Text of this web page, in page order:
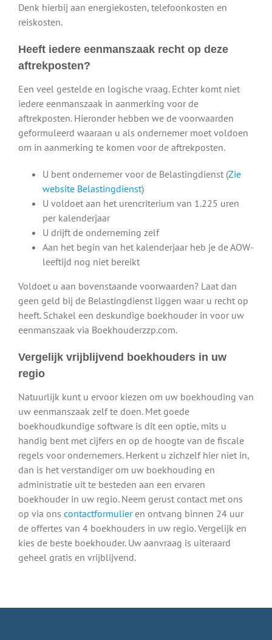
Denk hierbij aan energiekosten, telefoonkosten en
reiskosten.
Heeft iedere eenmanszaak recht op deze
aftrekposten?
Een veel gestelde en logische vraag. Echter komt niet
iedere eenmanszaak in aanmerking voor de
aftrekposten. Hieronder hebben we de voorwaarden
geformuleerd waaraan u als ondernemer moet voldoen
om in aanmerking te komen voor de aftrekposten.
U bent ondernemer voor de Belastingdienst (Zie
website Belastingdienst)
U voldoet aan het urencriterium van 1.225 uren
per kalenderjaar
U drijft de onderneming zelf
Aan het begin van het kalenderjaar heb je de AOW-
leeftijd nog niet bereikt
Voldoet u aan bovenstaande voorwaarden? Laat dan
geen geld bij de Belastingdienst liggen waar u recht op
heeft. Schakel een deskundige boekhouder in voor uw
eenmanszaak via Boekhouderzzp.com.
Vergelijk vrijblijvend boekhouders in uw
regio
Natuurlijk kunt u ervoor kiezen om uw boekhouding van
uw eenmanszaak zelf te doen. Met goede
boekhoudkundige software is dit een optie, mits u
handig bent met cijfers en op de hoogte van de fiscale
regels voor ondernemers. Herkent u zichzelf hier niet in,
dan is het verstandiger om uw boekhouding en
administratie uit te besteden aan een ervaren
boekhouder in uw regio. Neem gerust contact met ons
op via ons contactformulieren ontvang binnen 24 uur
de offertes van 4 boekhouders in uw regio. Vergelijk en
kies de beste boekhouder. Uw aanvraag is uiteraard
geheel gratis en vrijblijvend.